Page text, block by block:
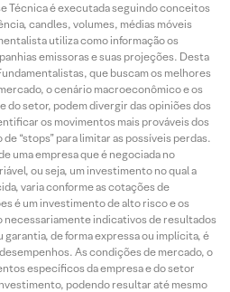
Técnica é executada seguindo conceitos
candles, volumes, médias móveis
utiliza como informação os
emissoras e suas projeções. Desta
que buscam os melhores
o cenário macroeconômico e os
do setor, podem divergir das opiniões dos
os movimentos mais prováveis dos
“stops” para limitar as possíveis perdas.
uma empresa que é negociada no
ou seja, um investimento no qual a
varia conforme as cotações de
é um investimento de alto risco e os
necessariamente indicativos de resultados
de forma expressa ou implícita, é
As condições de mercado, o
específicos da empresa e do setor
podendo resultar até mesmo